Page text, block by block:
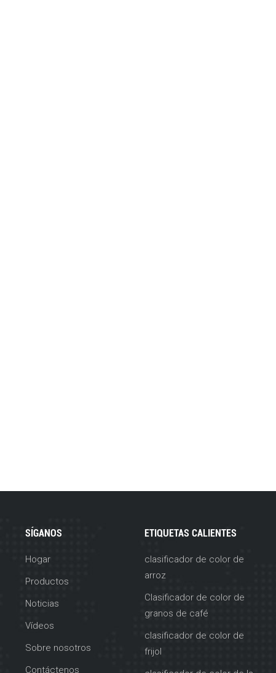
SÍGANOS
Hogar
Productos
Noticias
Vídeos
Sobre nosotros
Contáctenos
ETIQUETAS CALIENTES
clasificador de color de
arroz
Clasificador de color de
granos de café
clasificador de color de
frijol